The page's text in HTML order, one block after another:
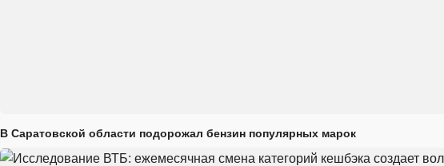
В Саратовской области подорожал бензин популярных марок